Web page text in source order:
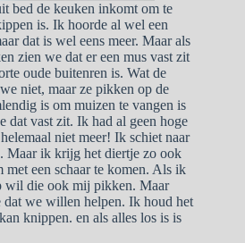
bed de keuken inkomt om te
is. Ik hoorde al wel een
dat is wel eens meer. Maar als
zien we dat er een mus vast zit
oude buitenren is. Wat de
niet, maar ze pikken op de
is om muizen te vangen is
dat vast zit. Ik had al geen hoge
niet meer! Ik schiet naar
Maar ik krijg het diertje zo ook
met een schaar te komen. Als ik
wil die ook mij pikken. Maar
dat we willen helpen. Ik houd het
knippen. en als alles los is is